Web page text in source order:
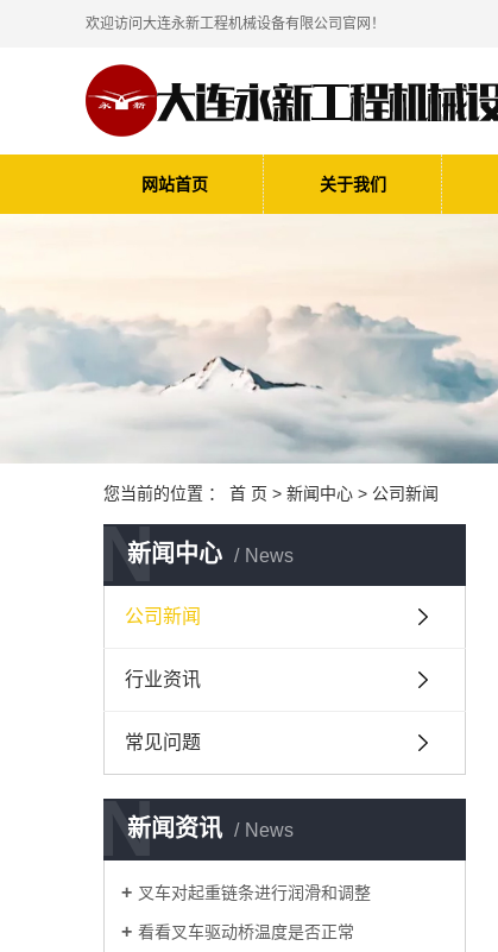
欢迎访问大连永新工程机械设备有限公司官网！
网站首页 关于我们
您当前的位置 ： 首 页 > 新闻中心 > 公司新闻
新闻中心 News
N
公司新闻
行业资讯
常见问题
新闻资讯 News
N
叉车对起重链条进行润滑和调整
看看叉车驱动桥温度是否正常